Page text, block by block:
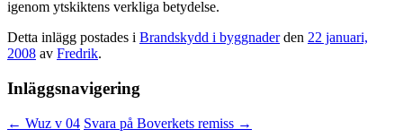
igenom ytskiktens verkliga betydelse.
Detta inlägg postades i Brandskydd i byggnaderden 22 januari,
2008 av Fredrik.
Inläggsnavigering
← Wuz v 04 Svara på Boverkets remiss →